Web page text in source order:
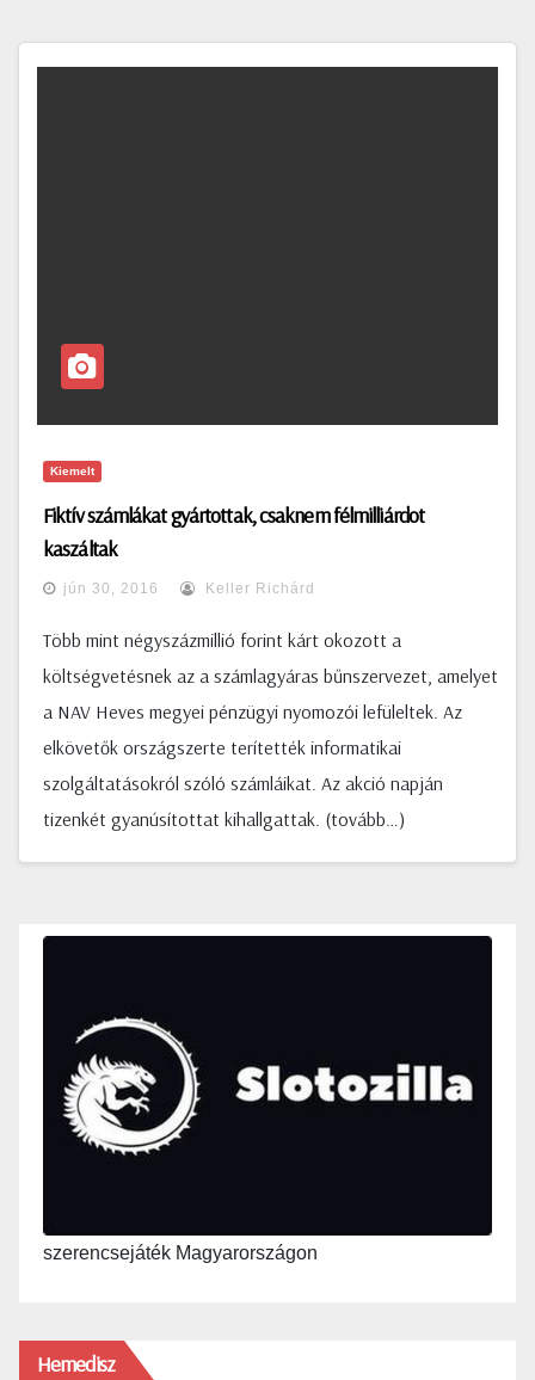
Kiemelt
Fiktív számlákat gyártottak, csaknem félmilliárdot
kaszáltak
jún 30, 2016 Keller Richárd
Több mint négyszázmillió forint kárt okozott a
költségvetésnek az a számlagyáras bűnszervezet, amelyet
a NAV Heves megyei pénzügyi nyomozói lefüleltek. Az
elkövetők országszerte terítették informatikai
szolgáltatásokról szóló számláikat. Az akció napján
tizenkét gyanúsítottat kihallgattak. (tovább…)
szerencsejáték Magyarországon
Hemedisz